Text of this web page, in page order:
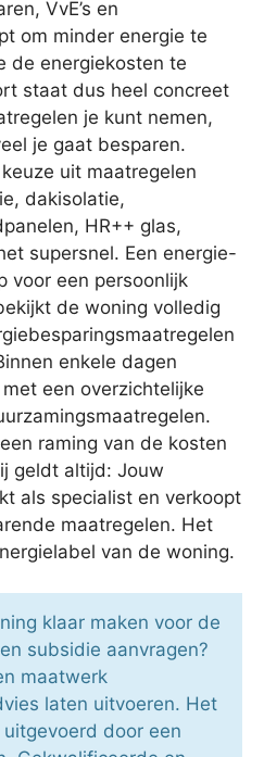
VvE’s en
om minder energie te
de energiekosten te
staat dus heel concreet
je kunt nemen,
je gaat besparen.
uit maatregelen
dakisolatie,
HR++ glas,
supersnel. Een energie-
voor een persoonlijk
de woning volledig
enkele dagen
een overzichtelijke
raming van de kosten
geldt altijd: Jouw
als specialist en verkoopt
maatregelen. Het
van de woning.
klaar maken voor de
subsidie aanvragen?
maatwerk
laten uitvoeren. Het
door een